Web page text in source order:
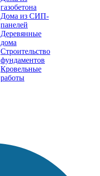
газобетона
Дома из СИП-
панелей
Деревянные
дома
Строительство
фундаментов
Кровельные
работы